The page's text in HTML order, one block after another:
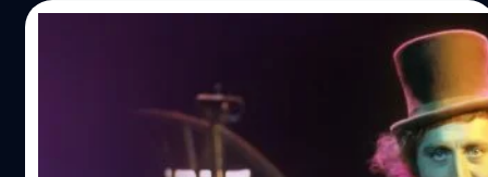
สิ่งที่น่าตกใจคือ สถิติวิดีโออนาจารเด็กจาก AI พุ่งสูงขึ้นอย่าง
ก้าวกระโดด จากเพียง 13 คลิปในปี 2024 กลายเป็น 3,440
คลิปในปี 2025 ซึ่งตามกฎหมายของสหราชอาณาจักร ภาพ
และวิดีโอเหล่านี้ถือเป็นสิ่งผิดกฎหมายทั้งหมด ความเสี่ยงจาก
พฤติกรรม ‘Sharenting’ คุ้นคำว่า ‘Sharenting’ กันไหม ?
พฤติกรรม ‘Sharenting’ หรือการที่พ่อแม่ชอบแชร์ภาพและ
AI ไม่ปล่อยให้คนตายได้พัก ธุรกิจ ‘ร่างอวตาร’
ดาราผู้ล่วงลับควรขีดเส้นที่ตรงไหน ?
ถ้านักแสดงเสียชีวิตไปแล้ว เราควรให้ AI เจนเสียงของเขามา